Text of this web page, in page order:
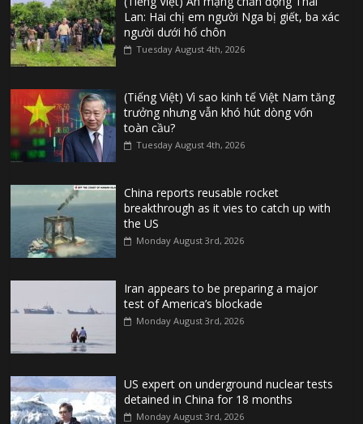
Lan: Hai chị em người Nga bị giết, ba xác
người dưới hố chôn
Tuesday August 4th, 2026
(Tiếng Việt) Vì sao kinh tế Việt Nam tăng
trưởng nhưng vẫn khó hút dòng vốn
toàn cầu?
Tuesday August 4th, 2026
China reports reusable rocket
breakthrough as it vies to catch up with
the US
Monday August 3rd, 2026
Iran appears to be preparing a major
test of America’s blockade
Monday August 3rd, 2026
US expert on underground nuclear tests
detained in China for 18 months
Monday August 3rd, 2026